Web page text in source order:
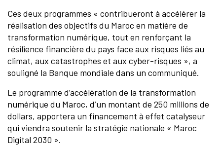
Ces deux programmes « contribueront à accélérer la
réalisation des objectifs du Maroc en matière de
transformation numérique, tout en renforçant la
résilience financière du pays face aux risques liés au
climat, aux catastrophes et aux cyber-risques », a
souligné la Banque mondiale dans un communiqué.
Le programme d’accélération de la transformation
numérique du Maroc, d’un montant de 250 millions de
dollars, apportera un financement à effet catalyseur
qui viendra soutenir la stratégie nationale « Maroc
Digital 2030 ».